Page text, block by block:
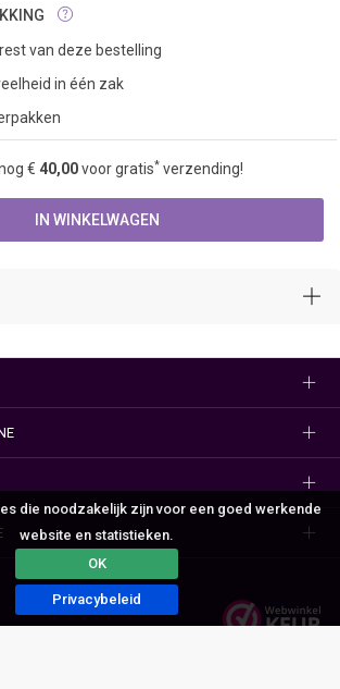
die noodzakelijk zijn voor een goed werkende
website en statistieken.
OK
Privacybeleid
van deze bestelling
in één zak
€ 40,00voor gratis*verzending!
IN WINKELWAGEN